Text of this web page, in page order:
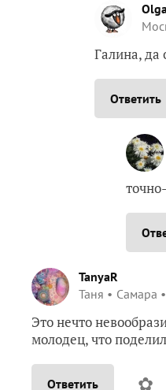
Галина, да
Ответить
TanyaR
Таня
Самара
Это нечто
молодец, что
Ответить ✿